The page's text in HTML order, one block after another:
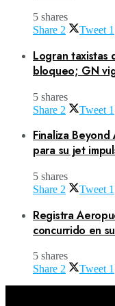
5 shares
Share 2 Tweet 1
Logran taxistas
bloqueo; GN
5 shares
Share 2 Tweet 1
Finaliza
para su jet
5 shares
Share 2 Tweet 1
Registra
concurrido en
5 shares
Share 2 Tweet 1